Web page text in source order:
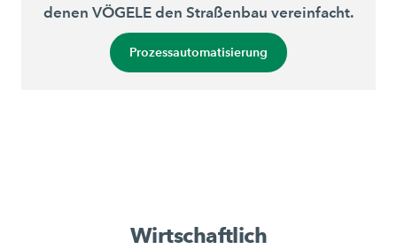
denen VÖGELE den Straßenbau vereinfacht.
Prozessautomatisierung
Wirtschaftlich